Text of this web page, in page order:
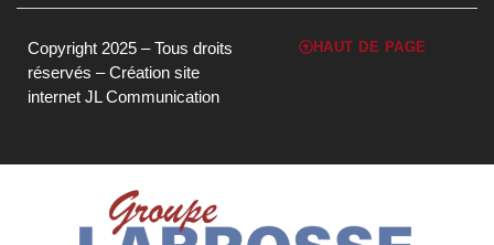
Copyright 2025 – Tous droits
réservés –Création site
internet JL Communication
HAUT DE PAGE